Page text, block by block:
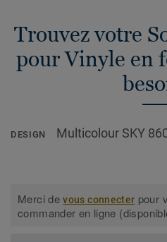
Trouvez votre
pour Vinyle en
DESIGN Multicolour SKY
Merci devous connecter pour
commander en ligne